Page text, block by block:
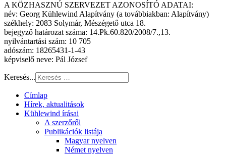
A KÖZHASZNÚ SZERVEZET AZONOSÍTÓ ADATAI:
név: Georg Kühlewind Alapítvány (a továbbiakban: Alapítvány)
székhely: 2083 Solymár, Mészégető utca 18.
bejegyző határozat száma: 14.Pk.60.820/2008/7.,13.
nyilvántartási szám: 10 705
adószám: 18265431-1-43
képviselő neve: Pál József
Keresés...
Címlap
Hírek, aktualitások
Kühlewind írásai
A szerzőről
Publikációk listája
Magyar nyelven
Német nyelven